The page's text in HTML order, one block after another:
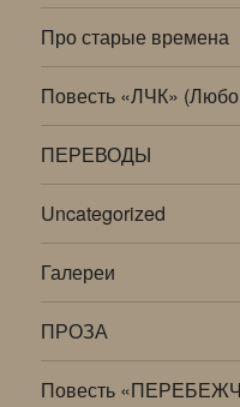
Про старые времена
Повесть «ЛЧК»
ПЕРЕВОДЫ
Uncategorized
Галереи
ПРОЗА
Повесть